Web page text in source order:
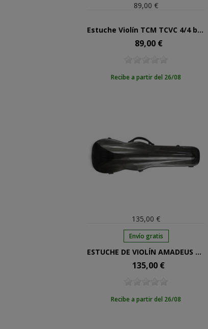
89,00 €
Estuche Violín TCM TCVC 4/4 blanco texturizado
Precio
89,00 €
Recibe a partir del 26/08
135,00 €
Envío gratis
ESTUCHE DE VIOLÍN AMADEUS DE FIBRA GRIS OSCURO 4/4
Precio
135,00 €
Recibe a partir del 26/08